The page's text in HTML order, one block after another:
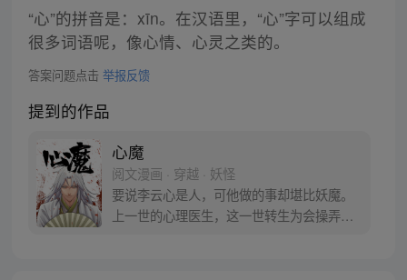
“心”的拼音是：xīn。在汉语里，“心”字可以组成
很多词语呢，像心情、心灵之类的。
答案问题点击 举报反馈
提到的作品
心魔
阅文漫画 · 穿越 · 妖怪
要说李云心是人，可他做的事却堪比妖魔。
上一世的心理医生，这一世转生为会操弄术